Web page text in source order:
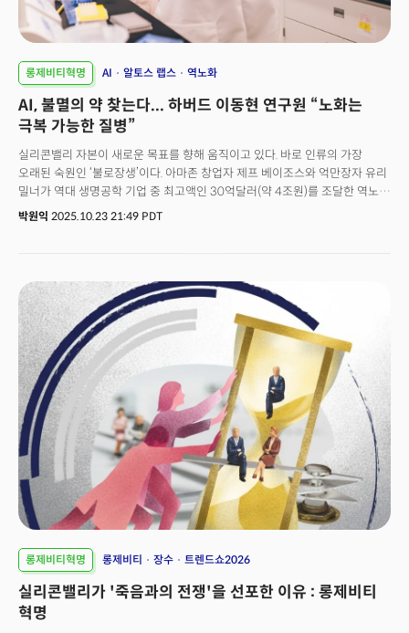
롱제비티혁명 AI 알토스 랩스 역노화
AI, 불멸의 약 찾는다... 하버드 이동현 연구원 “노화는
극복 가능한 질병”
실리콘밸리 자본이 새로운 목표를 향해 움직이고 있다. 바로 인류의 가장
오래된 숙원인 ‘불로장생’이다. 아마존 창업자 제프 베이조스와 억만장자 유리
밀너가 역대 생명공학 기업 중 최고액인 30억달러(약 4조원)를 조달한 역노화
(rejuvenation) 스타트업 ‘알토스 랩스(Altos Labs)’에 투자한 게 대표적
랩스(Calico Labs)’를 통해 노화 연구에 뛰어든 바 있다. 자본과 인재가 이
분야로 이동하는 가장 큰 배경 중 하나는 AI 기술의 급격한 발전에 있다. 과거
정복하기 어려운 것으로 여겨졌던 난제, 공상과학 영화에서나 볼 법한
아이디어들이 AI 기술의 발전에 힘입어 손에 잡힐 수 있는 목표로 다가오고
있는 것이다. 17일(현지시각) 더밀크가 주최한 스페셜 웨비나 ‘AI의 미래,
최전선에서 직접 듣다’에 연사로 나선 하버드 의학전문대 이동현 연구원은
AI가 어떻게 노화 연구의 패러다임을 바꾸고 있는지, 그리고 그 기술이 인류의
미래를 어떻게 재편할 수 있는지에 대한 청사진을 제시했다.서울대
컴퓨터공학과 출신인 그가 하버드에서 노화 연구에 뛰어들었다는 사실 역시
이 분야가 과거와 달리 데이터와 AI라는 새로운 도구를 손에 쥔 연구자들이
새로운 미래를 열어가는 개방적인 영역으로 변모하고 있음을 상징적으로
보여준다.👉관련 기사: [기고] 내 몸의 면역을 지키는 수호자: 2025 노벨
생리의학상의 의미
박원익 2025.10.23 21:49 PDT
롱제비티혁명 롱제비티 장수 트렌드쇼2026
실리콘밸리가 '죽음과의 전쟁'을 선포한 이유 : 롱제비티
혁명